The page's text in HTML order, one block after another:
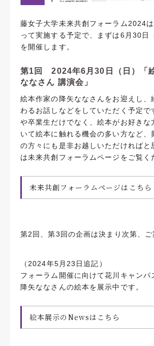
藤女子大学未来共創フォーラム2024
って実施する予定で、まずは6月30日
を開催します。
第1回 2024年6月30日（日）「
ななさん 講演会」
絵本作家の降矢ななさんをお迎えし、
わるお話しなどをしていただく予定で
や卒業生だけでなく、絵本がお好きな
いて絵本に触れる機会の多い方など、
の方々にも是非お越しいただければと
は未来共創フォーラムページをご覧く
未来共創フォーラムページはこちら
第2回、第3回の企画は決まり次第、ご
（2024年5月23日追記）
フォーラム開催に向けて花川キャンパ
降矢ななさんの絵本を展示中です。
絵本展示のNewsはこちら